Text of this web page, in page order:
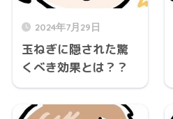
2024年7月29日
玉ねぎに隠された驚
くべき効果とは？？